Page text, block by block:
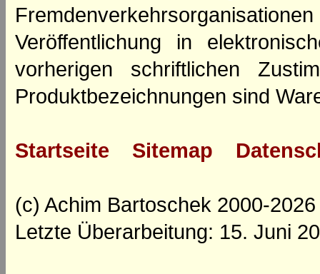
Veröffentlichung in
vorherigen schriftlichen
Produktbezeichnungen sind
Startseite Sitemap
(c) Achim Bartoschek 2000-2026
Letzte Überarbeitung: 15. Juni